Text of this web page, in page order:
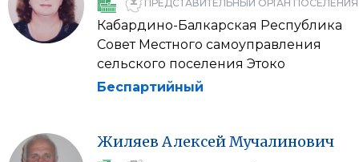
ПРЕДСТАВИТЕЛЬНЫЙ ОРГАН ПОСЕЛЕНИЯ
Кабардино-Балкарская Республика
Совет Местного самоуправления
сельского поселения Этоко
Беспартийный
Жиляев АлексейМучалинович